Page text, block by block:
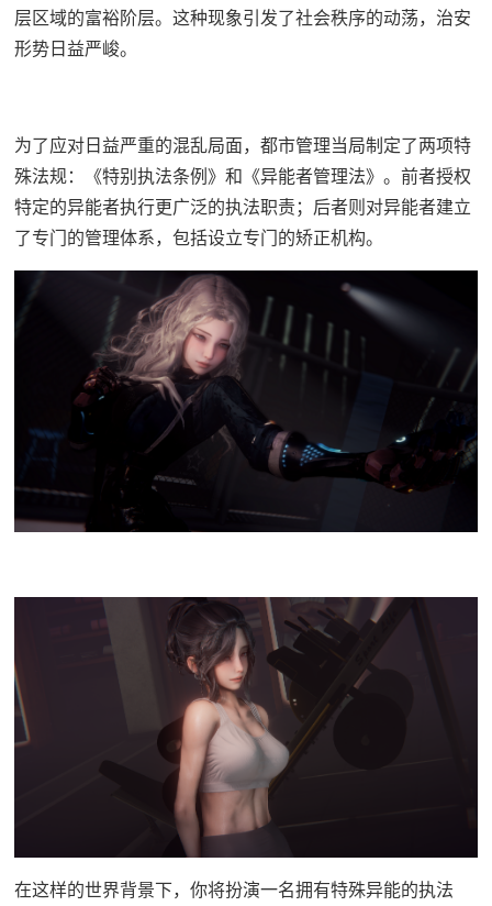
层区域的富裕阶层。这种现象引发了社会秩序的动荡，治安
形势日益严峻。
为了应对日益严重的混乱局面，都市管理当局制定了两项特
殊法规：《特别执法条例》和《异能者管理法》。前者授权
特定的异能者执行更广泛的执法职责；后者则对异能者建立
了专门的管理体系，包括设立专门的矫正机构。
在这样的世界背景下，你将扮演一名拥有特殊异能的执法